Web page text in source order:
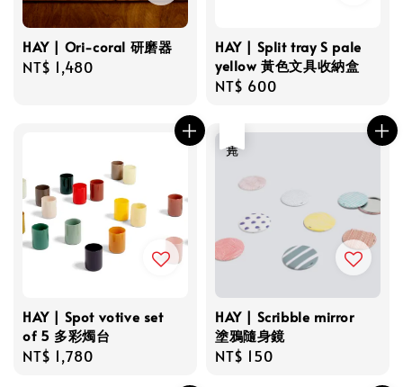
HAY | Ori-coral 研磨器
Regular
NT$ 1,480
HAY | Split tray S pale
yellow 黃色文具收納盒
Regular
NT$ 600
HAY | Spot votive set
of 5 多彩燭台
Regular
NT$ 1,780
HAY | Scribble mirror
塗鴉隨身鏡
Regular
NT$ 150